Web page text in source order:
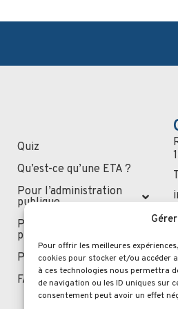
Pour offrir les meilleures
cookies pour stocker et/ou accéder
à ces technologies nous permettra
de navigation ou les ID uniques sur
consentement peut avoir un effet
Quiz
Qu’est-ce qu’une ETA ?
Pour l’administration
publique
Pour les
professionnels
Pour les particuliers
FAQ